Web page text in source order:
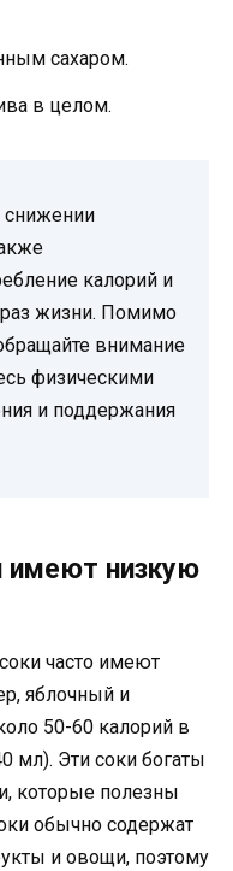
сахаром.
в целом.
снижении
калорий и
жизни. Помимо
внимание
физическими
и поддержания
имеют низкую
часто имеют
яблочный и
50-60 калорий в
мл). Эти соки богаты
которые полезны
обычно содержат
и овощи, поэтому